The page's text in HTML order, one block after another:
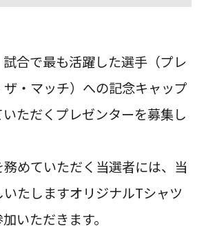
合で最も活躍した選手（プレ
・マッチ）への記念キャップ
ただくプレゼンターを募集し
めていただく当選者には、当
たしますオリジナルTシャツ
いただきます。